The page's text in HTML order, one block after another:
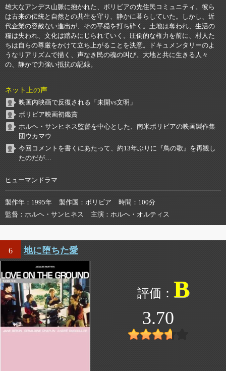
雄大なアンデス山脈に抱かれた、ボリビアの先住民コミュニティ。彼ら
は古来の伝統と自然との共生を守り、静かに暮らしていた。しかし、近
代企業の容赦ない進出が、その平穏を打ち砕く。土地は奪われ、生活の
糧は失われ、文化は踏みにじられていく。圧倒的な権力を前に、村人た
ちは自らの尊厳をかけて立ち上がることを決意。ドキュメンタリーのよ
うなリアリズムで描く、声なき民の魂の叫び。大地と共に生きる人々
の、静かで力強い抵抗の記録。
ネット上の声
映画内映画で反復される「未開vs文明」
ボリビア映画初鑑賞
ホルヘ・サンヒネス監督を中心とした、南米ボリビアの映画製作集
団ウカマウ
今回コメントを書くにあたって、約13年ぶりに『鳥の歌』を再観し
たのだが…
ヒューマンドラマ
製作年 1995年 製作国 ボリビア 時間
100分
監督
ホルヘ・サンヒネス 主演 ホルヘ・オルティス
6 地に堕ちた愛
B
3.70